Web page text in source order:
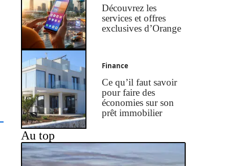
Découvrez les
services et offres
exclusives d’Orange
Finance
Ce qu’il faut savoir
pour faire des
économies sur son
prêt immobilier
Au top